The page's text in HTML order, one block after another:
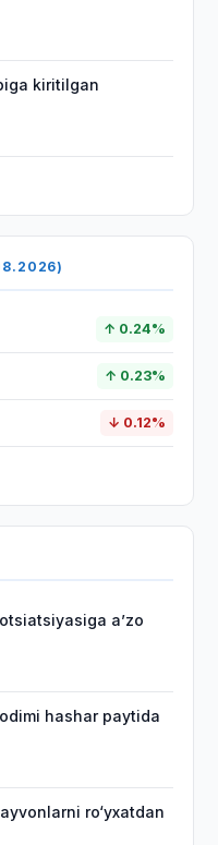
kiritilgan
↑ 0.24%
↑ 0.23%
↓ 0.12%
aʼzo
hashar paytida
ro‘yxatdan